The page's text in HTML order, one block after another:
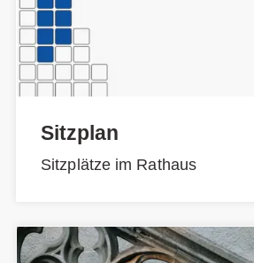
Sitzplan
Sitzplätze im Rathaus